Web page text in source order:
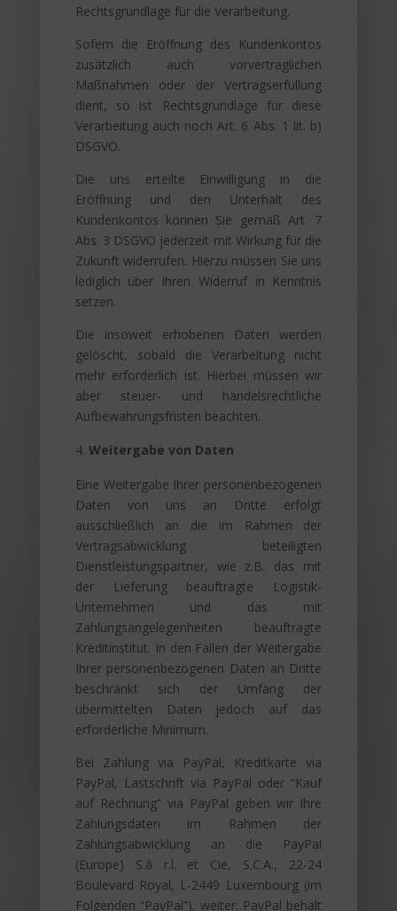
Rechtsgrundlage für die Verarbeitung.
Sofern die Eröffnung des Kundenkontos
zusätzlich auch vorvertraglichen
Maßnahmen oder der Vertragserfüllung
dient, so ist Rechtsgrundlage für diese
Verarbeitung auch noch Art. 6 Abs. 1 lit. b)
DSGVO.
Die uns erteilte Einwilligung in die
Eröffnung und den Unterhalt des
Kundenkontos können Sie gemäß Art. 7
Abs. 3 DSGVO jederzeit mit Wirkung für die
Zukunft widerrufen. Hierzu müssen Sie uns
lediglich über Ihren Widerruf in Kenntnis
setzen.
Die insoweit erhobenen Daten werden
gelöscht, sobald die Verarbeitung nicht
mehr erforderlich ist. Hierbei müssen wir
aber steuer- und handelsrechtliche
Aufbewahrungsfristen beachten.
Weitergabe von Daten
Eine Weitergabe Ihrer personenbezogenen
Daten von uns an Dritte erfolgt
ausschließlich an die im Rahmen der
Vertragsabwicklung beteiligten
Dienstleistungspartner, wie z.B. das mit
der Lieferung beauftragte Logistik-
Unternehmen und das mit
Zahlungsangelegenheiten beauftragte
Kreditinstitut. In den Fällen der Weitergabe
Ihrer personenbezogenen Daten an Dritte
beschränkt sich der Umfang der
übermittelten Daten jedoch auf das
erforderliche Minimum.
Bei Zahlung via PayPal, Kreditkarte via
PayPal, Lastschrift via PayPal oder “Kauf
auf Rechnung” via PayPal geben wir Ihre
Zahlungsdaten im Rahmen der
Zahlungsabwicklung an die PayPal
(Europe) S.à r.l. et Cie, S.C.A., 22-24
Boulevard Royal, L-2449 Luxembourg (im
Folgenden “PayPal”), weiter. PayPal behält